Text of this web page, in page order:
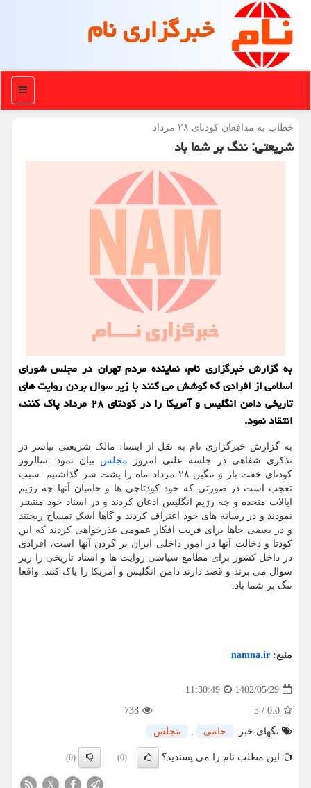
خبرگزاری نام
منو
خطاب به مدافعان كودتای ۲۸ مرداد
شریعتی: ننگ بر شما باد
به گزارش خبرگزاری نام، نماینده مردم تهران در مجلس شورای
اسلامی از افرادی که کوشش می کنند با زیر سوال بردن روایت های
تاریخی دامن انگلیس و آمریکا را در کودتای ۲۸ مرداد پاک کنند،
انتقاد نمود.
به گزارش خبرگزاری نام به نقل از ایسنا، مالک شریعتی نیاسر در
تذکری شفاهی در جلسه علنی امروز مجلس بیان نمود: سالروز
کودتای خفت بار و ننگین ۲۸ مرداد ماه را پشت سر گذاشتیم. سبب
تعجب است در صورتی که خود کودتاچی ها و حامیان آنها چه رژیم
ایالات متحده و چه رژیم انگلیس اذعان کردند و در اسناد خود منتشر
نمودند و در رسانه های خود اعتراف کردند و گاها اشک تمساح ریختند
و در بعضی جاها برای فریب افکار عمومی عذرخواهی کردند که این
کودتا و دخالت آنها در امور داخلی ایران بر گردن آنها است، افرادی
در داخل کشور برای مطامع سیاسی روایت ها و اسناد تاریخی را زیر
سوال می برند و قصد دارند دامن انگلیس و آمریکا را پاک کنند. واقعا
ننگ بر شما باد.
منبع: namna.ir
1402/05/29
11:30:49
0.0
/
5
738
تگهای خبر:
حامی , مجلس
این مطلب نام را می پسندید؟ (0)
(0)
X